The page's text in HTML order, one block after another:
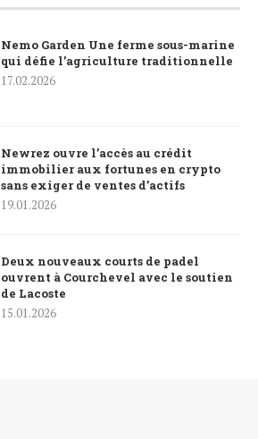
Nemo Garden Une ferme sous-marine
qui défie l’agriculture traditionnelle
17.02.2026
Newrez ouvre l’accès au crédit
immobilier aux fortunes en crypto
sans exiger de ventes d’actifs
19.01.2026
Deux nouveaux courts de padel
ouvrent à Courchevel avec le soutien
de Lacoste
15.01.2026